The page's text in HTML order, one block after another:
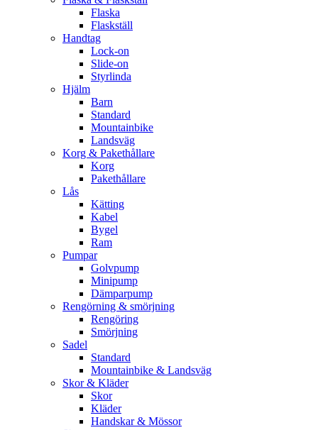
Flaska
Flaskställ
Handtag
Lock-on
Slide-on
Styrlinda
Hjälm
Barn
Standard
Mountainbike
Landsväg
Korg & Pakethållare
Korg
Pakethållare
Lås
Kätting
Kabel
Bygel
Ram
Pumpar
Golvpump
Minipump
Dämparpump
Rengörning & smörjning
Rengöring
Smörjning
Sadel
Standard
Mountainbike & Landsväg
Skor & Kläder
Skor
Kläder
Handskar & Mössor